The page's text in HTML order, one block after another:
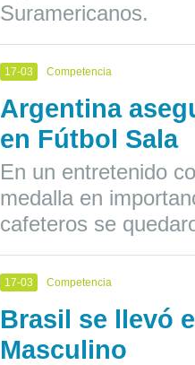
Suramericanos.
17-03 Competencia
Argentina
en Fútbol Sala
En un entretenido
medalla en
cafeteros se
17-03 Competencia
Brasil se llevó
Masculino